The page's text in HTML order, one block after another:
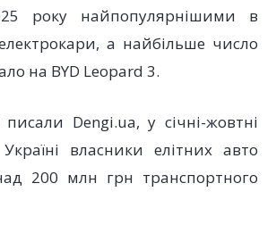
року найпопулярнішими в
а найбільше число
на BYD Leopard 3.
Dengi.ua, у січні-жовтні
власники елітних авто
200 млн грн транспортного